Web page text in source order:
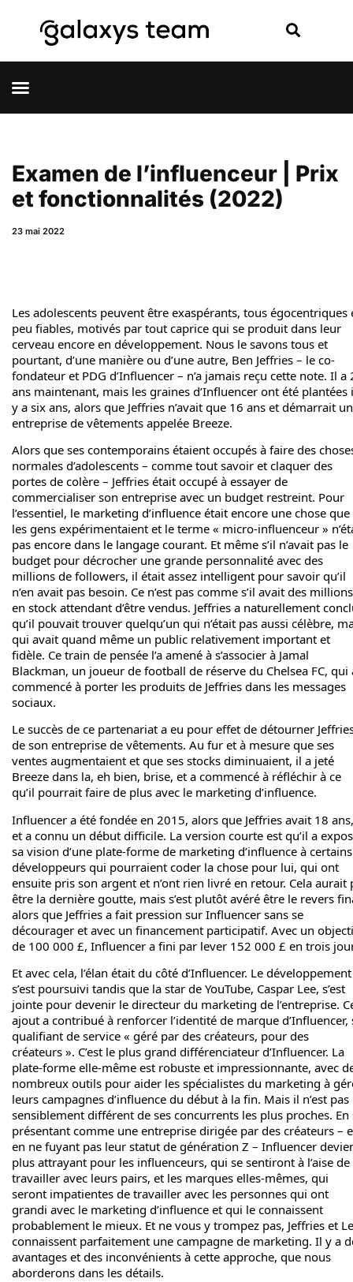
Examen de l’influenceur | Prix ​​
et fonctionnalités (2022)
23 mai 2022
Les adolescents peuvent être exaspérants, tous égocentriques
peu fiables, motivés par tout caprice qui se produit dans leur
cerveau encore en développement. Nous le savons tous et
pourtant, d’une manière ou d’une autre, Ben Jeffries – le co-
fondateur et PDG d’Influencer – n’a jamais reçu cette note. Il a
ans maintenant, mais les graines d’Influencer ont été plantées
y a six ans, alors que Jeffries n’avait que 16 ans et démarrait
entreprise de vêtements appelée Breeze.
Alors que ses contemporains étaient occupés à faire des
normales d’adolescents – comme tout savoir et claquer des
portes de colère – Jeffries était occupé à essayer de
commercialiser son entreprise avec un budget restreint. Pour
l’essentiel, le marketing d’influence était encore une chose que
les gens expérimentaient et le terme « micro-influenceur »
pas encore dans le langage courant. Et même s’il n’avait pas le
budget pour décrocher une grande personnalité avec des
millions de followers, il était assez intelligent pour savoir qu’il
n’en avait pas besoin. Ce n’est pas comme s’il avait des millions
en stock attendant d’être vendus. Jeffries a naturellement
qu’il pouvait trouver quelqu’un qui n’était pas aussi célèbre,
qui avait quand même un public relativement important et
fidèle. Ce train de pensée l’a amené à s’associer à Jamal
Blackman, un joueur de football de réserve du Chelsea FC, qui
commencé à porter les produits de Jeffries dans les messages
sociaux.
Le succès de ce partenariat a eu pour effet de détourner
de son entreprise de vêtements. Au fur et à mesure que ses
ventes augmentaient et que ses stocks diminuaient, il a jeté
Breeze dans la, eh bien, brise, et a commencé à réfléchir à ce
qu’il pourrait faire de plus avec le marketing d’influence.
Influencer a été fondée en 2015, alors que Jeffries avait 18 ans,
et a connu un début difficile. La version courte est qu’il a
sa vision d’une plate-forme de marketing d’influence à certains
développeurs qui pourraient coder la chose pour lui, qui ont
ensuite pris son argent et n’ont rien livré en retour. Cela aurait
être la dernière goutte, mais s’est plutôt avéré être le revers
alors que Jeffries a fait pression sur Influencer sans se
décourager et avec un financement participatif. Avec un
de 100 000 £, Influencer a fini par lever 152 000 £ en trois
Et avec cela, l’élan était du côté d’Influencer. Le développement
s’est poursuivi tandis que la star de YouTube, Caspar Lee, s’est
jointe pour devenir le directeur du marketing de l’entreprise.
ajout a contribué à renforcer l’identité de marque d’Influencer,
qualifiant de service « géré par des créateurs, pour des
créateurs ». C’est le plus grand différenciateur d’Influencer. La
plate-forme elle-même est robuste et impressionnante, avec
nombreux outils pour aider les spécialistes du marketing à
leurs campagnes d’influence du début à la fin. Mais il n’est pas
sensiblement différent de ses concurrents les plus proches. En
présentant comme une entreprise dirigée par des créateurs –
en ne fuyant pas leur statut de génération Z – Influencer
plus attrayant pour les influenceurs, qui se sentiront à l’aise de
travailler avec leurs pairs, et les marques elles-mêmes, qui
seront impatientes de travailler avec les personnes qui ont
grandi avec le marketing d’influence et qui le connaissent
probablement le mieux. Et ne vous y trompez pas, Jeffries et
connaissent parfaitement une campagne de marketing. Il y a
avantages et des inconvénients à cette approche, que nous
aborderons dans les détails.